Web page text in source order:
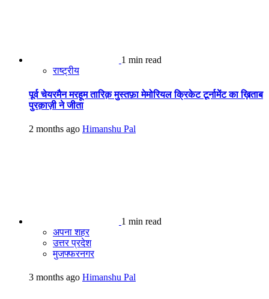
1 min read
राष्ट्रीय
पूर्व चेयरमैन मरहूम तारिक़ मुस्तफ़ा मेमोरियल क्रिकेट टूर्नामेंट का ख़िताब
पुरक़ाज़ी ने जीता
2 months ago Himanshu Pal
1 min read
अपना शहर
उत्तर प्रदेश
मुजफ्फरनगर
3 months ago Himanshu Pal